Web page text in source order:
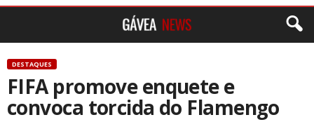
DESTAQUES
FIFA promove enquete e
convoca torcida do Flamengo